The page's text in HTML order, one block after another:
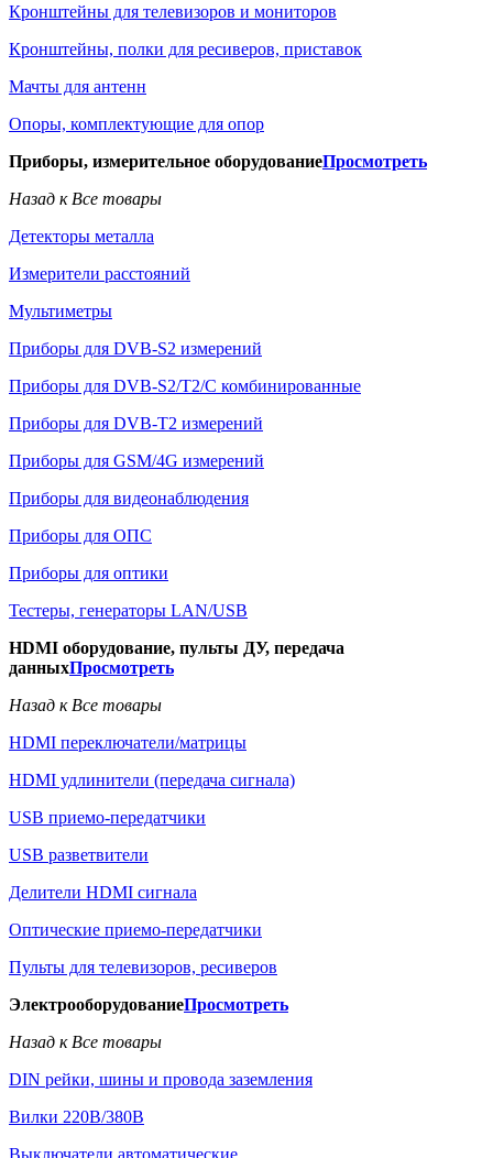
Кронштейны для телевизоров и мониторов
Кронштейны, полки для ресиверов, приставок
Мачты для антенн
Опоры, комплектующие для опор
Приборы, измерительное оборудованиеПросмотреть
Назад к Все товары
Детекторы металла
Измерители расстояний
Мультиметры
Приборы для DVB-S2 измерений
Приборы для DVB-S2/T2/C комбинированные
Приборы для DVB-T2 измерений
Приборы для GSM/4G измерений
Приборы для видеонаблюдения
Приборы для ОПС
Приборы для оптики
Тестеры, генераторы LAN/USB
HDMI оборудование, пульты ДУ, передача
данныхПросмотреть
Назад к Все товары
HDMI переключатели/матрицы
HDMI удлинители (передача сигнала)
USB приемо-передатчики
USB разветвители
Делители HDMI сигнала
Оптические приемо-передатчики
Пульты для телевизоров, ресиверов
ЭлектрооборудованиеПросмотреть
Назад к Все товары
DIN рейки, шины и провода заземления
Вилки 220В/380В
Выключатели автоматические